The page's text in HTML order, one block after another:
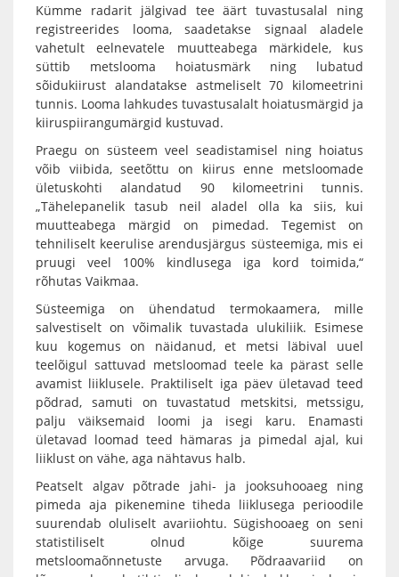
Kümme radarit jälgivad tee äärt tuvastusalal ning
registreerides looma, saadetakse signaal aladele
vahetult eelnevatele muutteabega märkidele, kus
süttib metslooma hoiatusmärk ning lubatud
sõidukiirust alandatakse astmeliselt 70 kilomeetrini
tunnis. Looma lahkudes tuvastusalalt hoiatusmärgid ja
kiiruspiirangumärgid kustuvad.
Praegu on süsteem veel seadistamisel ning hoiatus
võib viibida, seetõttu on kiirus enne metsloomade
ületuskohti alandatud 90 kilomeetrini tunnis.
„Tähelepanelik tasub neil aladel olla ka siis, kui
muutteabega märgid on pimedad. Tegemist on
tehniliselt keerulise arendusjärgus süsteemiga, mis ei
pruugi veel 100% kindlusega iga kord toimida,“
rõhutas Vaikmaa.
Süsteemiga on ühendatud termokaamera, mille
salvestiselt on võimalik tuvastada ulukiliik. Esimese
kuu kogemus on näidanud, et metsi läbival uuel
teelõigul sattuvad metsloomad teele ka pärast selle
avamist liiklusele. Praktiliselt iga päev ületavad teed
põdrad, samuti on tuvastatud metskitsi, metssigu,
palju väiksemaid loomi ja isegi karu. Enamasti
ületavad loomad teed hämaras ja pimedal ajal, kui
liiklust on vähe, aga nähtavus halb.
Peatselt algav põtrade jahi- ja jooksuhooaeg ning
pimeda aja pikenemine tiheda liiklusega perioodile
suurendab oluliselt avariiohtu. Sügishooaeg on seni
statistiliselt olnud kõige suurema
metsloomaõnnetuste arvuga. Põdraavariid on